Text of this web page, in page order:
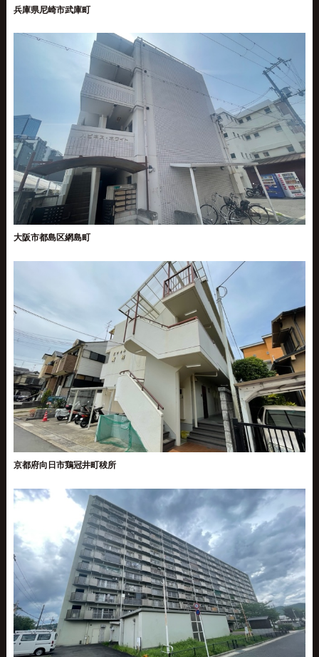
兵庫県尼崎市武庫町
大阪市都島区網島町
京都府向日市鶏冠井町秡所